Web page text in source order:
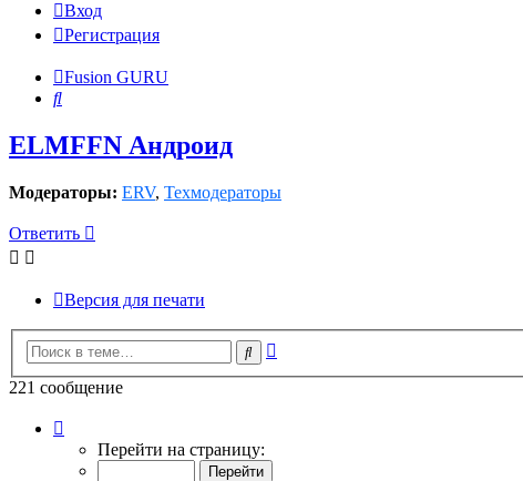
Вход
Регистрация
Fusion GURU
Поиск
ELMFFN Андроид
Модераторы: ERV, Техмодераторы
Ответить
Версия для печати
Поиск
221 сообщение
Перейти на страницу: